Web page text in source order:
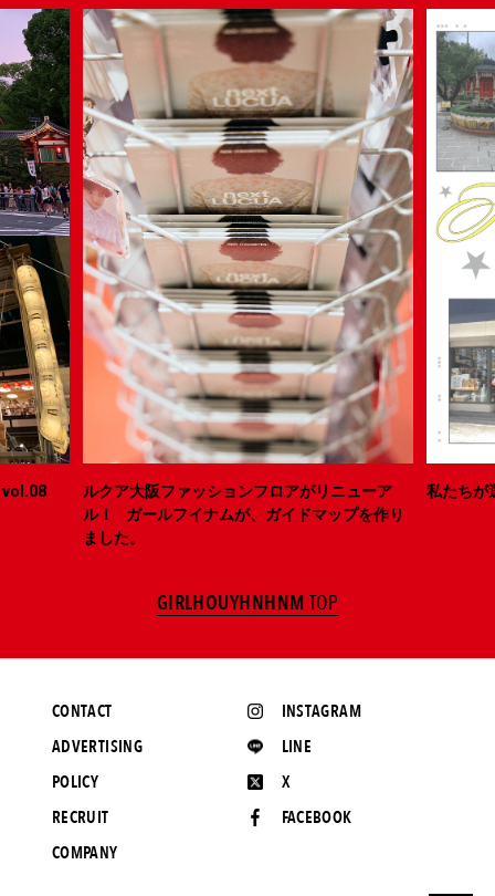
vol.08
ルクア大阪ファッションフロアがリニューア
ル！ ガールフイナムが、ガイドマップを作り
ました。
私たちが
GIRLHOUYHNHNM TOP
INSTAGRAM
LINE
X
FACEBOOK
CONTACT
ADVERTISING
POLICY
RECRUIT
COMPANY